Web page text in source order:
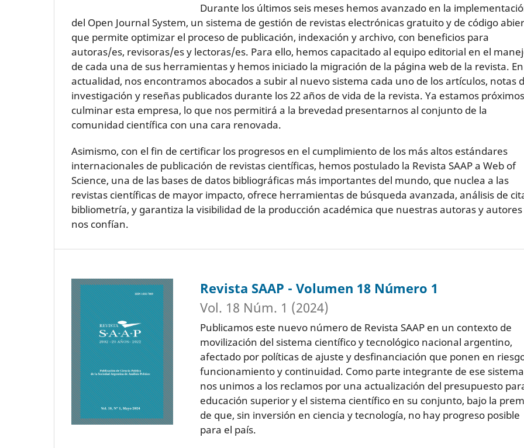
Durante los últimos seis meses hemos avanzado en la
del Open Journal System, un sistema de gestión de revistas electrónicas gratuito y de código
que permite optimizar el proceso de publicación, indexación y archivo, con beneficios para
autoras/es, revisoras/es y lectoras/es. Para ello, hemos capacitado al equipo editorial en el
de cada una de sus herramientas y hemos iniciado la migración de la página web de la revista.
actualidad, nos encontramos abocados a subir al nuevo sistema cada uno de los artículos, notas
investigación y reseñas publicados durante los 22 años de vida de la revista. Ya estamos
culminar esta empresa, lo que nos permitirá a la brevedad presentarnos al conjunto de la
comunidad científica con una cara renovada.
Asimismo, con el fin de certificar los progresos en el cumplimiento de los más altos estándares
internacionales de publicación de revistas científicas, hemos postulado la Revista SAAP a Web of
Science, una de las bases de datos bibliográficas más importantes del mundo, que nuclea a las
revistas científicas de mayor impacto, ofrece herramientas de búsqueda avanzada, análisis de
bibliometría, y garantiza la visibilidad de la producción académica que nuestras autoras y autores
nos confían.
Revista SAAP - Volumen 18 Número 1
Vol. 18 Núm. 1 (2024)
Publicamos este nuevo número de Revista SAAP en un contexto de
movilización del sistema científico y tecnológico nacional argentino,
afectado por políticas de ajuste y desfinanciación que ponen en
funcionamiento y continuidad. Como parte integrante de ese
nos unimos a los reclamos por una actualización del presupuesto
educación superior y el sistema científico en su conjunto, bajo la
de que, sin inversión en ciencia y tecnología, no hay progreso posible
para el país.